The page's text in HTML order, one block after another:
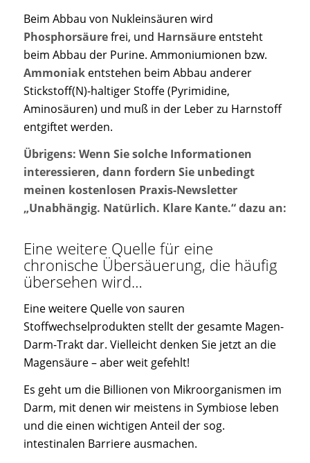
Beim Abbau von Nukleinsäuren wird
Phosphorsäurefrei, und Harnsäureentsteht
beim Abbau der Purine. Ammoniumionen bzw.
Ammoniakentstehen beim Abbau anderer
Stickstoff(N)-haltiger Stoffe (Pyrimidine,
Aminosäuren) und muß in der Leber zu Harnstoff
entgiftet werden.
Übrigens: Wenn Sie solche Informationen
interessieren, dann fordern Sie unbedingt
meinen kostenlosen Praxis-Newsletter
„Unabhängig. Natürlich. Klare Kante.“ dazu an:
Eine weitere Quelle für eine
chronische Übersäuerung, die häufig
übersehen wird…
Eine weitere Quelle von sauren
Stoffwechselprodukten stellt der gesamte Magen-
Darm-Trakt dar. Vielleicht denken Sie jetzt an die
Magensäure – aber weit gefehlt!
Es geht um die Billionen von Mikroorganismen im
Darm, mit denen wir meistens in Symbiose leben
und die einen wichtigen Anteil der sog.
intestinalen Barriere ausmachen.